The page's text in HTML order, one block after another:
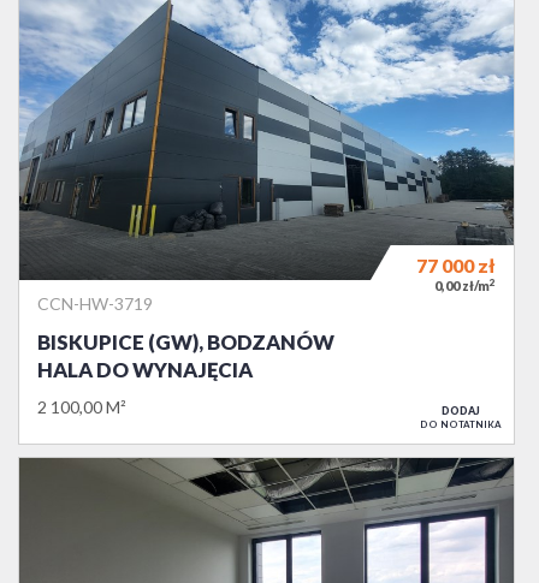
CCN-HW-3719
BISKUPICE (GW), BODZANÓW
HALA DO WYNAJĘCIA
2 100,00 M²
77 000zł
0,00 zł/m2
DODAJ
DO NOTATNIKA